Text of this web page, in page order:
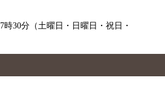
時30分（土曜日・日曜日・祝日・